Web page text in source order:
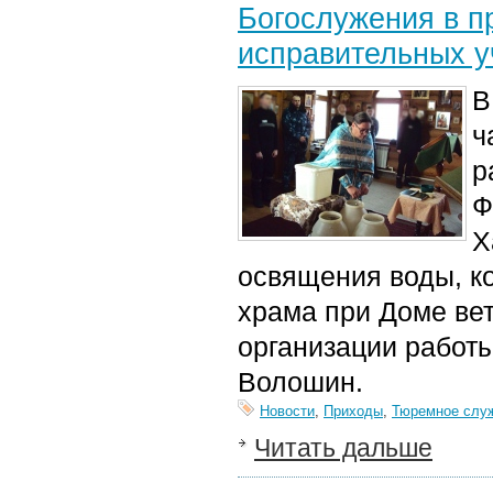
Богослужения в
исправительных
освящения воды,
храма при Доме
организации
Волошин.
Новости, Приходы, Тюремное
Читать дальше